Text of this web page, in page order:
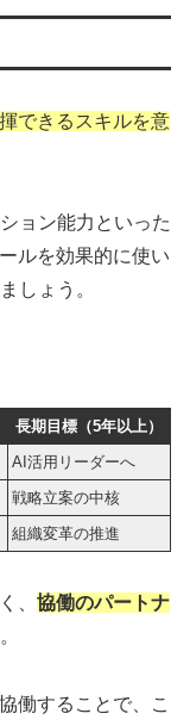
できるスキルを意
ョン能力といった
ルを効果的に使い
しょう。
長期目標（5年以上）
AI活用リーダーへ
戦略立案の中核
組織変革の推進
、 協働のパートナ
働することで、こ